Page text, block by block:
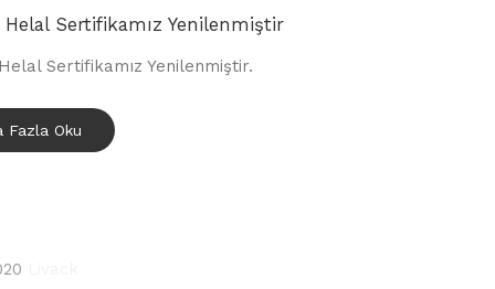
Helal Sertifikamız Yenilenmiştir
Sertifikamız Yenilenmiştir.
Fazla Oku